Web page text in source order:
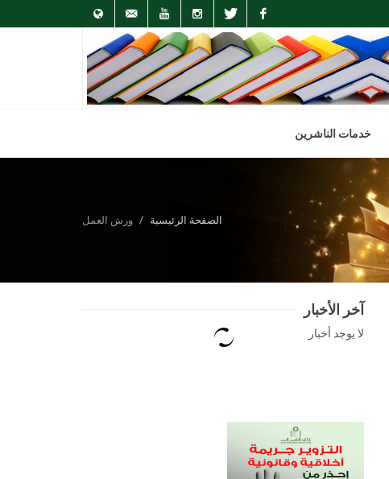
Facebook
Twitter
Instagram
Youtube
info@arab-
pa.org
English
خدمات الناشرين
الصفحة الرئيسية ورش العمل
آخر الأخبار
لا يوجد أخبار